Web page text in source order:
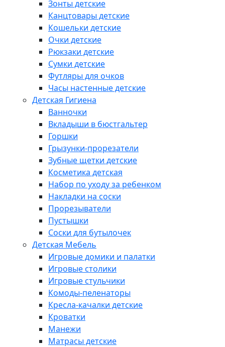
Зонты детские
Канцтовары детские
Кошельки детские
Очки детские
Рюкзаки детские
Сумки детские
Футляры для очков
Часы настенные детские
Детская Гигиена
Ванночки
Вкладыши в бюстгальтер
Горшки
Грызунки-прорезатели
Зубные щетки детские
Косметика детская
Набор по уходу за ребенком
Накладки на соски
Прорезыватели
Пустышки
Соски для бутылочек
Детская Мебель
Игровые домики и палатки
Игровые столики
Игровые стульчики
Комоды-пеленаторы
Кресла-качалки детские
Кроватки
Манежи
Матрасы детские